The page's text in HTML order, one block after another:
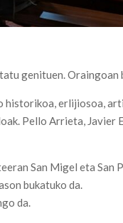
genituen. Oraingoan
historikoa, erlijiosoa,
Pello Arrieta,
San Migel eta
bukatuko da.
da.